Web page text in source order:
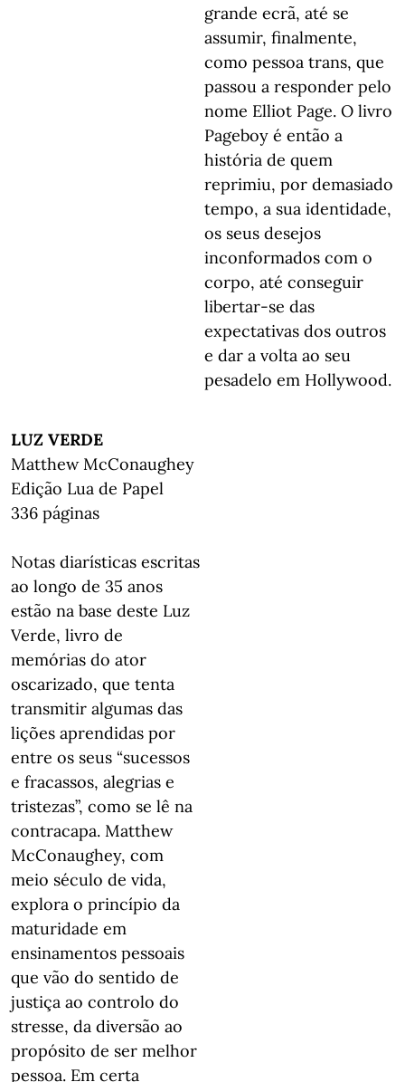
grande ecrã, até se
assumir, finalmente,
como pessoa trans, que
passou a responder pelo
nome Elliot Page. O livro
Pageboy é então a
história de quem
reprimiu, por demasiado
tempo, a sua identidade,
os seus desejos
inconformados com o
corpo, até conseguir
libertar-se das
expectativas dos outros
e dar a volta ao seu
pesadelo em Hollywood.
LUZ VERDE
Matthew McConaughey
Edição Lua de Papel
336 páginas
Notas diarísticas escritas
ao longo de 35 anos
estão na base deste Luz
Verde, livro de
memórias do ator
oscarizado, que tenta
transmitir algumas das
lições aprendidas por
entre os seus “sucessos
e fracassos, alegrias e
tristezas”, como se lê na
contracapa. Matthew
McConaughey, com
meio século de vida,
explora o princípio da
maturidade em
ensinamentos pessoais
que vão do sentido de
justiça ao controlo do
stresse, da diversão ao
propósito de ser melhor
pessoa. Em certa